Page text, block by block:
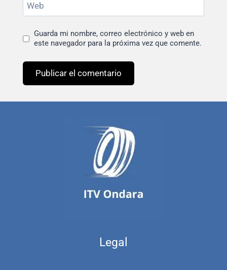
Web
Guarda mi nombre, correo electrónico y web en
este navegador para la próxima vez que comente.
Legal